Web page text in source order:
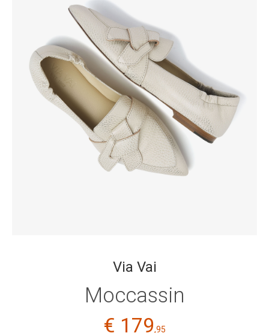
Via Vai
Moccassin
€ 179,95